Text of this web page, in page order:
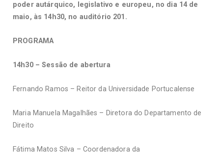
poder autárquico, legislativo e europeu, no dia 14 de
maio, às 14h30, no auditório 201.
PROGRAMA
14h30 – Sessão de abertura
Fernando Ramos – Reitor da Universidade Portucalense
Maria Manuela Magalhães – Diretora do Departamento de
Direito
Fátima Matos Silva – Coordenadora da